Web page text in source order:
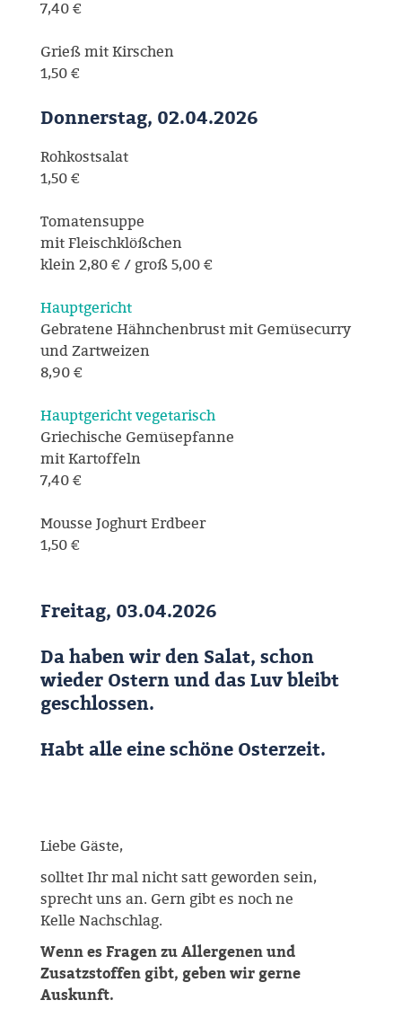
7,40 €
Grieß mit Kirschen
1,50 €
Donnerstag, 02.04.2026
Rohkostsalat
1,50 €
Tomatensuppe
mit Fleischklößchen
klein 2,80 € / groß 5,00 €
Hauptgericht
Gebratene Hähnchenbrust mit Gemüsecurry
und Zartweizen
8,90 €
Hauptgericht vegetarisch
Griechische Gemüsepfanne
mit Kartoffeln
7,40 €
Mousse Joghurt Erdbeer
1,50 €
Freitag, 03.04.2026
Da haben wir den Salat, schon
wieder Ostern und das Luv bleibt
geschlossen.
Habt alle eine schöne Osterzeit.
Liebe Gäste,
solltet Ihr mal nicht satt geworden sein,
sprecht uns an. Gern gibt es noch ne
Kelle Nachschlag.
Wenn es Fragen zu Allergenen und
Zusatzstoffen gibt, geben wir gerne
Auskunft.